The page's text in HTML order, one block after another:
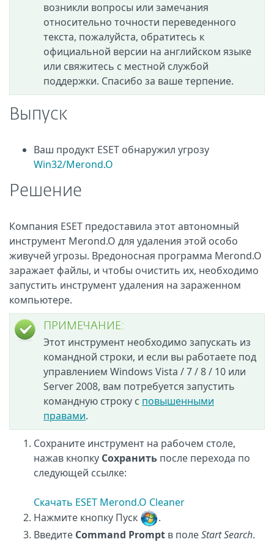
возникли вопросы или замечания
относительно точности переведенного
текста, пожалуйста, обратитесь к
официальной версии на английском языке
или свяжитесь с местной службой
поддержки. Спасибо за ваше терпение.
Выпуск
Ваш продукт ESET обнаружил угрозу
Win32/Merond.O
Решение
Компания ESET предоставила этот автономный
инструмент Merond.O для удаления этой особо
живучей угрозы. Вредоносная программа Merond.O
заражает файлы, и чтобы очистить их, необходимо
запустить инструмент удаления на зараженном
компьютере.
ПРИМЕЧАНИЕ:
Этот инструмент необходимо запускать из
командной строки, и если вы работаете под
управлением Windows Vista / 7 / 8 / 10 или
Server 2008, вам потребуется запустить
командную строку с повышенными
правами.
Сохраните инструмент на рабочем столе,
нажав кнопку Сохранить после перехода по
следующей ссылке:
Скачать ESET Merond.O Cleaner
Нажмите кнопку Пуск
.
Введите Command Prompt в полеStart Search.